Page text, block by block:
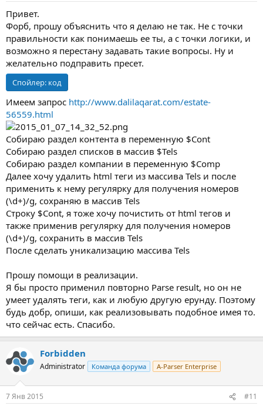
Привет.
Форб, прошу объяснить что я делаю не так. Не с точки
правильности как понимаешь ее ты, а с точки логики, и
возможно я перестану задавать такие вопросы. Ну и
желательно подправить пресет.
Спойлер: код
Имеем запрос http://www.dalilaqarat.com/estate-
56559.html
Собираю раздел контента в переменную $Cont
Собираю раздел списков в массив $Tels
Собираю раздел компании в переменную $Comp
Далее хочу удалить html теги из массива Tels и после
применить к нему регулярку для получения номеров
(\d+)/g, сохраняю в массив Tels
Строку $Cont, я тоже хочу почистить от html тегов и
также применив регулярку для получения номеров
(\d+)/g, сохранить в массив Tels
После сделать уникализацию массива Tels
Прошу помощи в реализации.
Я бы просто применил повторно Parse result, но он не
умеет удалять теги, как и любую другую ерунду. Поэтому
будь добр, опиши, как реализовывать подобное имея то.
что сейчас есть. Спасибо.
Forbidden
Administrator Команда форума A-Parser Enterprise
7 Янв 2015 #11